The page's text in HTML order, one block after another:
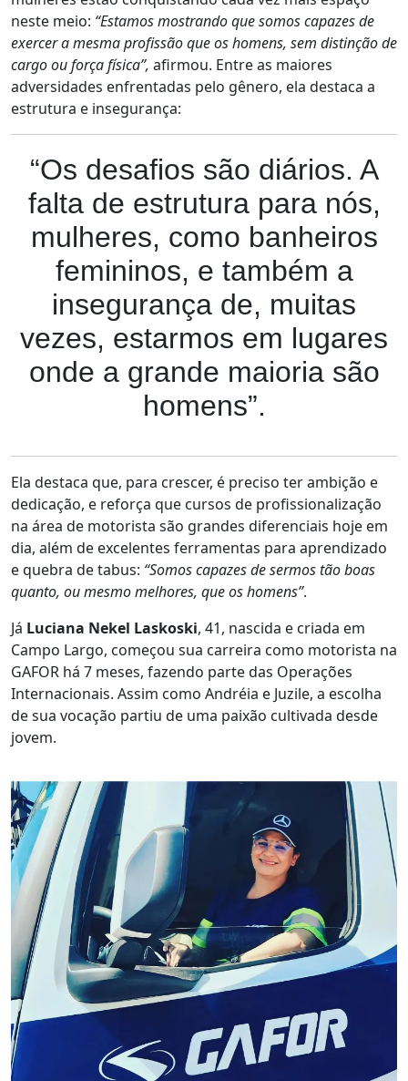
neste meio: “Estamos mostrando que somos capazes de
exercer a mesma profissão que os homens, sem distinção de
cargo ou força física”, afirmou. Entre as maiores
adversidades enfrentadas pelo gênero, ela destaca a
estrutura e insegurança:
“Os desafios são diários. A
falta de estrutura para nós,
mulheres, como banheiros
femininos, e também a
insegurança de, muitas
vezes, estarmos em lugares
onde a grande maioria são
homens”.
Ela destaca que, para crescer, é preciso ter ambição e
dedicação, e reforça que cursos de profissionalização
na área de motorista são grandes diferenciais hoje em
dia, além de excelentes ferramentas para aprendizado
e quebra de tabus: “Somos capazes de sermos tão boas
quanto, ou mesmo melhores, que os homens”.
Já Luciana Nekel Laskoski, 41, nascida e criada em
Campo Largo, começou sua carreira como motorista na
GAFOR há 7 meses, fazendo parte das Operações
Internacionais. Assim como Andréia e Juzile, a escolha
de sua vocação partiu de uma paixão cultivada desde
jovem.